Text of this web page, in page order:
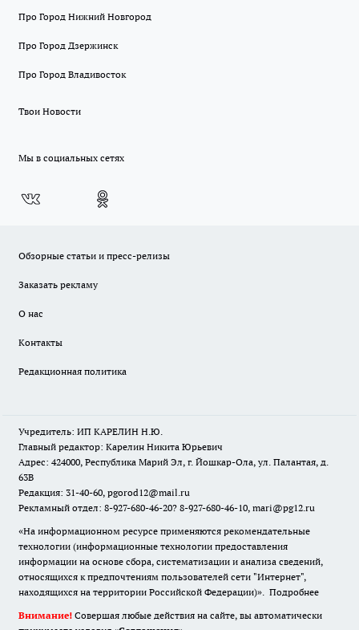
Про Город Нижний Новгород
Про Город Дзержинск
Про Город Владивосток
Твои Новости
Мы в социальных сетях
Обзорные статьи и пресс-релизы
Заказать рекламу
О нас
Контакты
Редакционная политика
Учредитель: ИП КАРЕЛИН Н.Ю.
Главный редактор: Карелин Никита Юрьевич
Адрес: 424000, Республика Марий Эл, г. Йошкар-Ола, ул. Палантая, д.
63В
Редакция: 31-40-60, pgorod12@mail.ru
Рекламный отдел: 8-927-680-46-20? 8-927-680-46-10, mari@pg12.ru
«На информационном ресурсе применяются рекомендательные
технологии (информационные технологии предоставления
информации на основе сбора, систематизации и анализа сведений,
относящихся к предпочтениям пользователей сети "Интернет",
находящихся на территории Российской Федерации)». Подробнее
Внимание! Совершая любые действия на сайте, вы автоматически